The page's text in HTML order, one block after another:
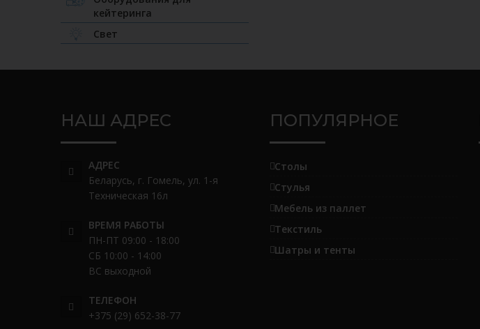
кейтеринга
Свет
НАШ АДРЕС
АДРЕС
Беларусь, г. Гомель, ул. 1-я
Техническая 16л
ВРЕМЯ РАБОТЫ
ПН-ПТ 09:00 - 18:00
СБ 10:00 - 14:00
ВС выходной
ТЕЛЕФОН
+375 (29) 652-38-77
ПОПУЛЯРНОЕ
Столы
Стулья
Мебель из паллет
Текстиль
Шатры и тенты